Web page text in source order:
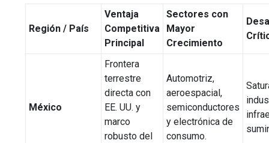
Región / País
Ventaja
Competitiva
Principal
Sectores con
Mayor
Crecimiento
México
Frontera
terrestre
directa con
EE. UU. y
marco
robusto del
Automotriz,
aeroespacial,
semiconductores
y electrónica de
consumo.